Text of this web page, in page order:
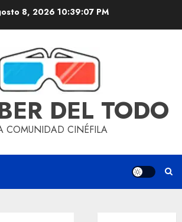
8, 2026 10:39:08 PM
DEL TODO
COMUNIDAD CINÉFILA